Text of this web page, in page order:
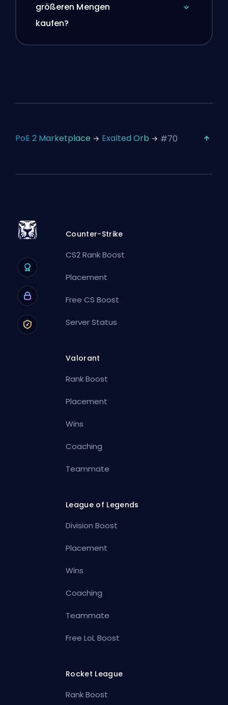
größeren Mengen
kaufen?
PoE 2 Marketplace Exalted Orb #70
Counter-Strike
CS2 Rank Boost
Placement
Free CS Boost
Server Status
Valorant
Rank Boost
Placement
Wins
Coaching
Teammate
League of Legends
Division Boost
Placement
Wins
Coaching
Teammate
Free LoL Boost
Rocket League
Rank Boost